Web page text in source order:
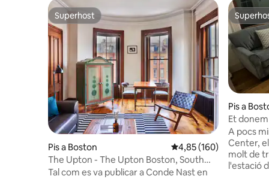
Superhost
Superhost
Pis a Boston 4,85 de puntuació
4,85 (160)
The Upton - The Upton Boston, South
End
Tal com es va publicar a Conde Nast en
Pis a
Et
Bath» al
A pocs
Center,
molt de
l'estació